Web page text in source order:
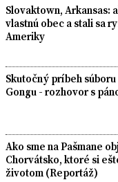
Slovaktown, Arkansas:
vlastnú obec a stali sa
Ameriky
Skutočný príbeh súboru
Gongu - rozhovor s
Ako sme na Pašmane
Chorvátsko, ktoré si
životom (Reportáž)